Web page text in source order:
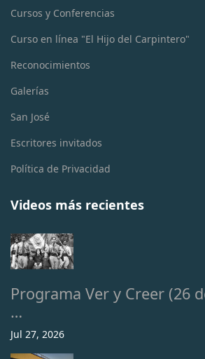
Cursos y Conferencias
Curso en línea "El Hijo del Carpintero"
Reconocimientos
Galerías
San José
Escritores invitados
Política de Privacidad
Videos más recientes
Programa Ver y Creer (26
…
Jul 27, 2026